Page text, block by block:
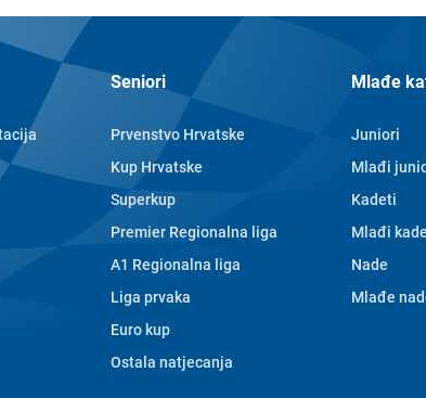
Seniori
Prvenstvo Hrvatske
Kup Hrvatske
Superkup
Premier Regionalna liga
A1 Regionalna liga
Liga prvaka
Euro kup
Ostala natjecanja
Mlađe
Juniori
Mlađi
Kadeti
Mlađi
Nade
Mlađe